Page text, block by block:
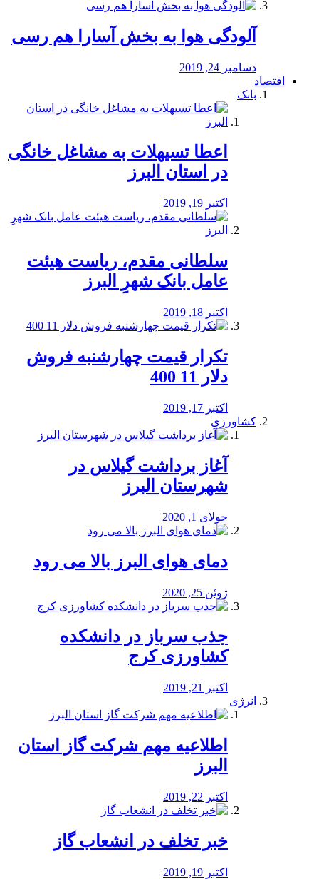
آلودگی هوا به بخش آسارا هم رسی
دسامبر 24, 2019
اقتصاد
بانک
️اعطا تسیهلات به مشاغل خانگی
در استان البرز
اکتبر 19, 2019
سلطانی مقدم، ریاست هیئت
عامل بانک شهرِ البرز
اکتبر 18, 2019
تکرار قیمت چهارشنبه فروش
دلار 11 400
اکتبر 17, 2019
کشاورزی
آغاز برداشت گیلاس در
شهرستان البرز
جولای 1, 2020
دمای هوای البرز بالا می رود
ژوئن 25, 2020
جذب سرباز در دانشکده
کشاورزی کرج
اکتبر 21, 2019
انرژی
️اطلاعیه مهم شرکت گاز استان
البرز
اکتبر 22, 2019
خبر تخلف در انشعاب گاز
اکتبر 19, 2019